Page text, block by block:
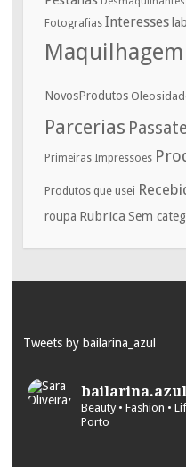
Fotografias Interesses
Maquilhagem
NovosProdutos
Parcerias
Primeiras Impressões
Produtos que usei
roupa Rubrica Sem
Tweets by bailarina_azul
bailarina.azul
Beauty • Fashion •
Porto